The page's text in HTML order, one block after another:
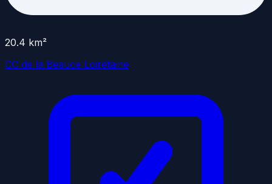
20.4 km²
CC de la Beauce Loirétaine